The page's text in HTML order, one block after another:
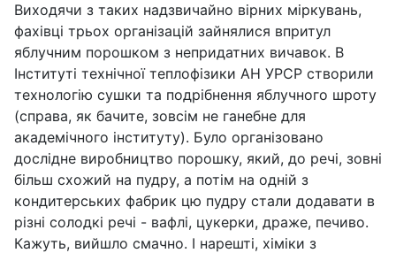
Виходячи з таких надзвичайно вірних міркувань,
фахівці трьох організацій зайнялися впритул
яблучним порошком з непридатних вичавок. В
Інституті технічної теплофізики АН УРСР створили
технологію сушки та подрібнення яблучного шроту
(справа, як бачите, зовсім не ганебне для
академічного інституту). Було організовано
дослідне виробництво порошку, який, до речі, зовні
більш схожий на пудру, а потім на одній з
кондитерських фабрик цю пудру стали додавати в
різні солодкі речі - вафлі, цукерки, драже, печиво.
Кажуть, вийшло смачно. І нарешті, хіміки з